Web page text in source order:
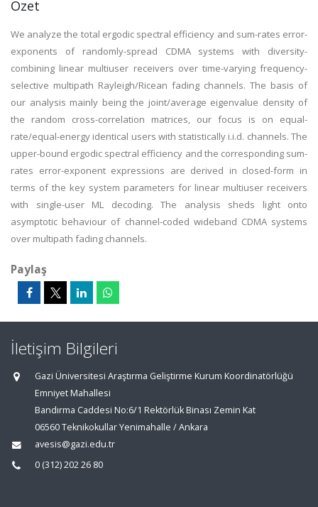
Özet
We analyze the total ergodic spectral efficiency and sum-rates error-
exponents of randomly-spread CDMA systems with diversity-
combining linear multiuser receivers over time-varying frequency-
selective multipath Rayleigh/Ricean fading channels. The basis of
our analysis mainly being the joint/average eigenvalue density of
the random cross-correlation matrices, our focus is on equal-
rate/equal-energy identical users with statistically i.i.d. channels. The
upper-bound ergodic spectral efficiency and the corresponding sum-
rates error-exponent expressions are derived in closed-form in
terms of the key system parameters for linear multiuser receivers
with single-user ML decoding. The analysis sheds light onto
asymptotic behaviour of channel-coded wideband CDMA systems
over multipath fading channels.
Paylaş
İletişim Bilgileri
Gazi Üniversitesi Araştırma Geliştirme Kurum Koordinatörlüğü
Emniyet Mahallesi
Bandırma Caddesi No:6/1 Rektörlük Binası Zemin Kat
06560 Teknikokullar Yenimahalle / Ankara
avesis@gazi.edu.tr
0 (312) 202 26 80